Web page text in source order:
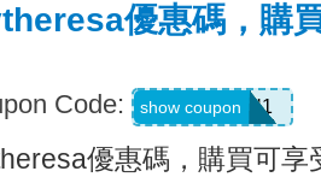
優惠碼，購
Code: FORYOU1
show coupon
優惠碼，購買可享